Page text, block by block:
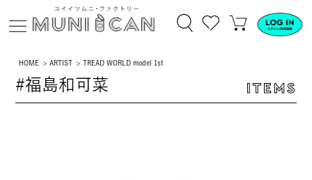
HOME ARTIST TREAD WORLD model 1st
#福島和可菜 ITEMS